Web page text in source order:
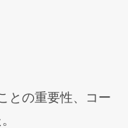
との重要性、コー